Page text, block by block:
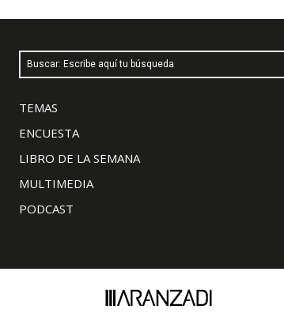
Buscar: Escribe aquí tu búsqueda
TEMAS
ENCUESTA
LIBRO DE LA SEMANA
MULTIMEDIA
PODCAST